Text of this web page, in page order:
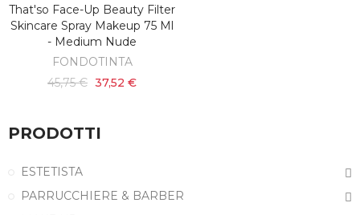
AGGIUNGI AL CARRELLO
That'so Face-Up Beauty Filter
Skincare Spray Makeup 75 Ml
- Medium Nude
FONDOTINTA
45,75 € 37,52 €
PRODOTTI
ESTETISTA
PARRUCCHIERE & BARBER